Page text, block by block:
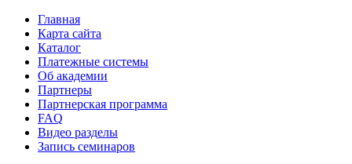
Главная
Карта сайта
Каталог
Платежные системы
Об академии
Партнеры
Партнерская программа
FAQ
Видео разделы
Запись семинаров